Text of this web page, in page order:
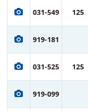
031-549 125
919-181
031-525 125
919-099